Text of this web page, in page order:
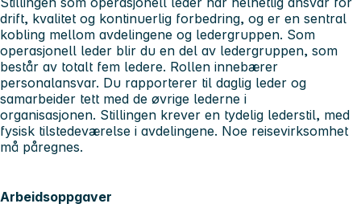
drift, kvalitet og kontinuerlig forbedring, og er en sentral
kobling mellom avdelingene og ledergruppen. Som
operasjonell leder blir du en del av ledergruppen, som
består av totalt fem ledere. Rollen innebærer
personalansvar. Du rapporterer til daglig leder og
samarbeider tett med de øvrige lederne i
organisasjonen. Stillingen krever en tydelig lederstil, med
fysisk tilstedeværelse i avdelingene. Noe reisevirksomhet
må påregnes.
Arbeidsoppgaver